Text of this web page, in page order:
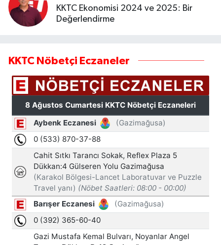
KKTC Ekonomisi 2024 ve 2025: Bir
Değerlendirme
KKTC Nöbetçi Eczaneler